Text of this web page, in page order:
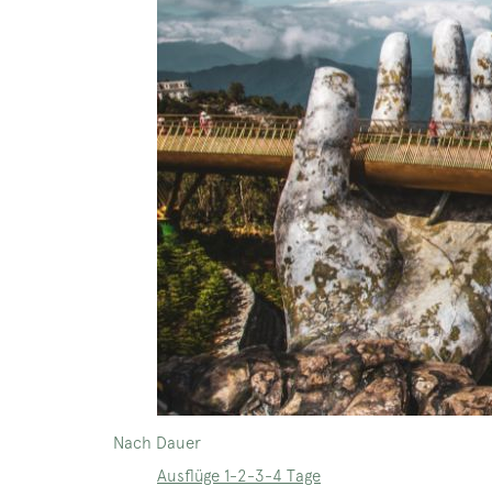
Nach Dauer
Ausflüge 1-2-3-4 Tage